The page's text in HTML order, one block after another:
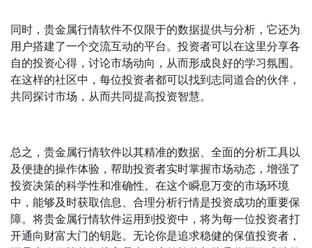
同时，贵金属行情软件不仅限于的数据提供与分析，它还为
用户搭建了一个交流互动的平台。投资者可以在这里分享各
自的投资心得，讨论市场动向，从而形成良好的学习氛围。
在这样的社区中，每位投资者都可以找到志同道合的伙伴，
共同探讨市场，从而共同提高投资智慧。
总之，贵金属行情软件以其精准的数据、全面的分析工具以
及便捷的操作体验，帮助投资者实时掌握市场动态，增强了
投资决策的科学性和准确性。在这个瞬息万变的市场环境
中，能够及时获取信息、合理分析行情是投资成功的重要保
障。将贵金属行情软件运用到投资中，将为每一位投资者打
开通向财富大门的钥匙。无论你是追求稳健的保值投资者，